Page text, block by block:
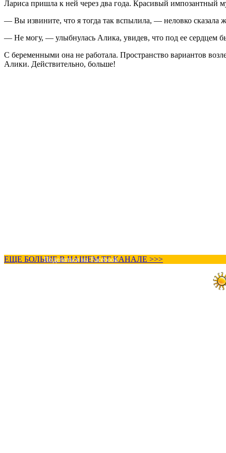
Лариса пришла к ней через два года. Красивый импозантный
— Вы извините, что я тогда так вспылила, — неловко
— Не могу, — улыбнулась Алика, увидев, что под ее сердцем
С беременными она не работала. Пространство вариантов
Алики. Действительно, больше!
ЕЩЕ БОЛЬШЕ В НАШЕМ ТГ КАНАЛЕ >>>